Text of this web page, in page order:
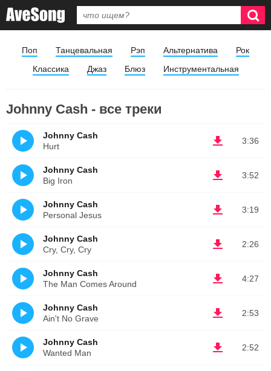
Поп Танцевальная Рэп Альтернатива
Рок
Классика
Джаз Блюз Инструментальная
Johnny Cash - все треки
3:36
Johnny Cash
Hurt
3:52
Johnny Cash
Big Iron
3:19
Johnny Cash
Personal Jesus
2:26
Johnny Cash
Cry, Cry, Cry
4:27
Johnny Cash
The Man Comes Around
2:53
Johnny Cash
Ain't No Grave
2:52
Johnny Cash
Wanted Man